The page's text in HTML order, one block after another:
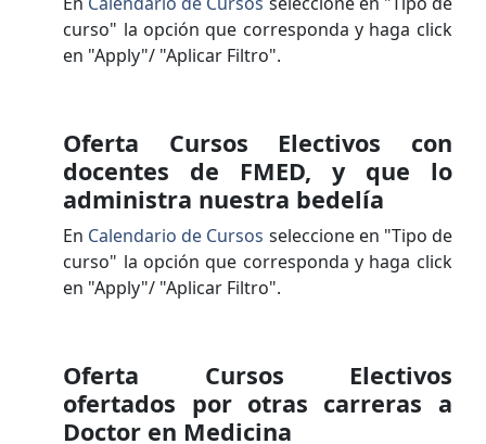
curso" la opción que corresponda y haga click
en "Apply"/ "Aplicar Filtro".
Oferta Cursos Electivos con
docentes de FMED, y que lo
administra nuestra bedelía
En Calendario de Cursos seleccione en "Tipo de
curso" la opción que corresponda y haga click
en "Apply"/ "Aplicar Filtro".
Oferta Cursos Electivos
ofertados por otras carreras a
Doctor en Medicina